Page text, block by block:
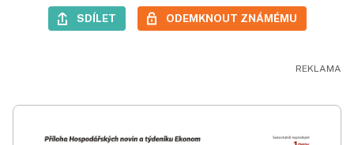
SDÍLET ODEMKNOUT ZNÁMÉMU